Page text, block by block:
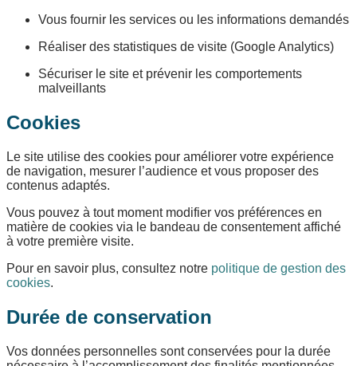
Vous fournir les services ou les informations demandés
Réaliser des statistiques de visite (Google Analytics)
Sécuriser le site et prévenir les comportements
malveillants
Cookies
Le site utilise des cookies pour améliorer votre expérience
de navigation, mesurer l’audience et vous proposer des
contenus adaptés.
Vous pouvez à tout moment modifier vos préférences en
matière de cookies via le bandeau de consentement affiché
à votre première visite.
Pour en savoir plus, consultez notre politique de gestion des
cookies.
Durée de conservation
Vos données personnelles sont conservées pour la durée